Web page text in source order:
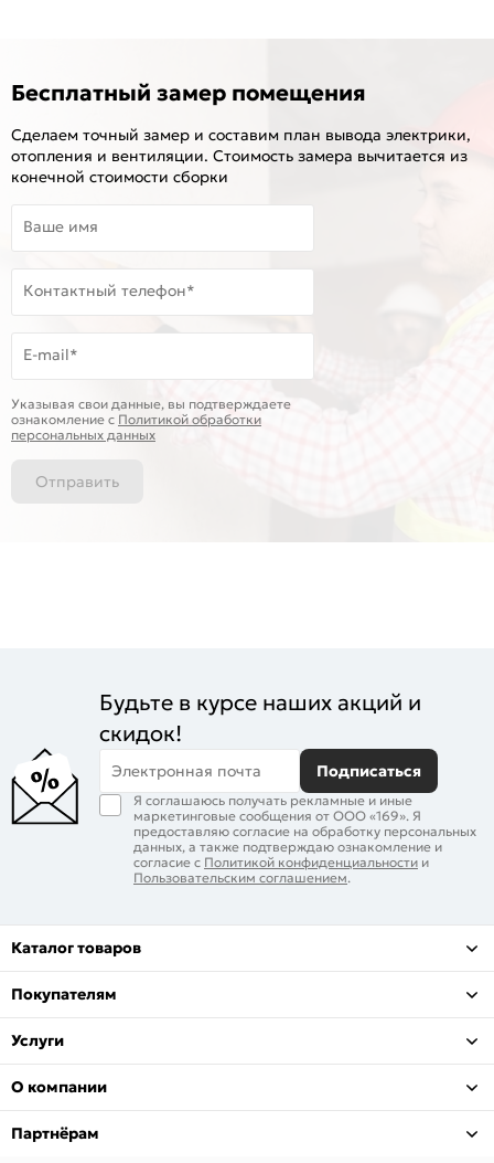
Бесплатный замер помещения
Сделаем точный замер и составим план вывода электрики,
отопления и вентиляции. Стоимость замера вычитается из
конечной стоимости сборки
Ваше имя
Контактный телефон*
E-mail*
Указывая свои данные, вы подтверждаете
ознакомление c Политикой обработки
персональных данных
Отправить
Будьте в курсе наших акций и
скидок!
Электронная почта Подписаться
Я соглашаюсь получать рекламные и иные
маркетинговые сообщения от ООО «169». Я
предоставляю согласие на обработку персональных
данных, а также подтверждаю ознакомление и
согласие с Политикой конфиденциальности и
Пользовательским соглашением.
Каталог товаров
Покупателям
Услуги
О компании
Партнёрам